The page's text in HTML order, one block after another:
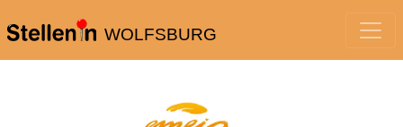
WOLFSBURG